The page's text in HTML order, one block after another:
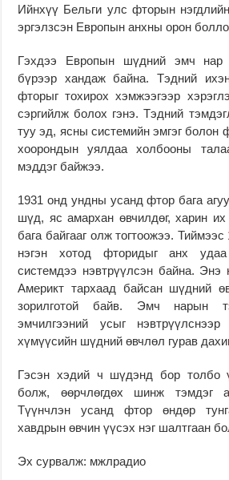
Ийнхүү Бельги улс фторын
эргэлзсэн Европын анхны орон
Гэхдээ Европын шүдний эмч нар
бүрээр хандаж бай­на. Тэдний
фторыг тохирох хэмжээгээр
сэргийлж болох гэнэ. Тэдний
туу эд, ясны системийн эмгэг болон
хоорондын уялдаа холбооны
мэд­дэг байжээ.
1931 онд ундны усанд фтор бага
шүд, яс амархан өвчилдөг, харин
бага байгааг олж тогтоожээ.
нэ­гэн хотод фторидыг анх
системдээ нэвтрүүлсэн байна. Энэ
Америкт тар­хаад байсан шүдний
зорилготой байв. Эмч на­рын
эмчилгээний усыг
хүмүүсийн шүдний өвчлөл гурав
Гэсэн хэдий ч шүдэнд бор толбо
болж, өөрч­­­лөгдөх шинж тэмдэг
Түүнчлэн усанд фтор өндөр
хавдрын өвчин үүсэх нэг шалтгаан
Эх сурвалж: мжлрадио